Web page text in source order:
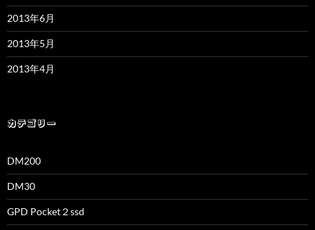
2013年6月
2013年5月
2013年4月
カテゴリー
DM200
DM30
GPD Pocket２ssd